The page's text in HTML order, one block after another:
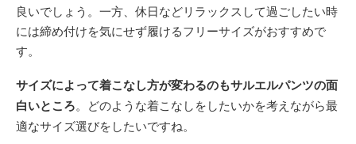
良いでしょう。一方、休日などリラックスして過ごしたい時
には締め付けを気にせず履けるフリーサイズがおすすめで
す。
サイズによって着こなし方が変わるのもサルエルパンツの面
白いところ。どのような着こなしをしたいかを考えながら最
適なサイズ選びをしたいですね。